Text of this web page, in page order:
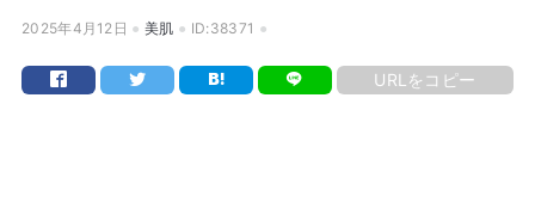
2025年4月12日 美肌 ID:38371
URLをコピー